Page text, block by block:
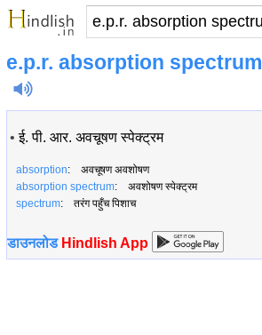
e.p.r. absorption spectrum
•ई. पी. आर. अवचूषण स्पेक्ट्रम
absorption: अवचूषण अवशोषण
absorption spectrum: अवशोषण स्पेक्ट्रम
spectrum: तरंग पहुँच पिशाच
डाउनलोड Hindlish App